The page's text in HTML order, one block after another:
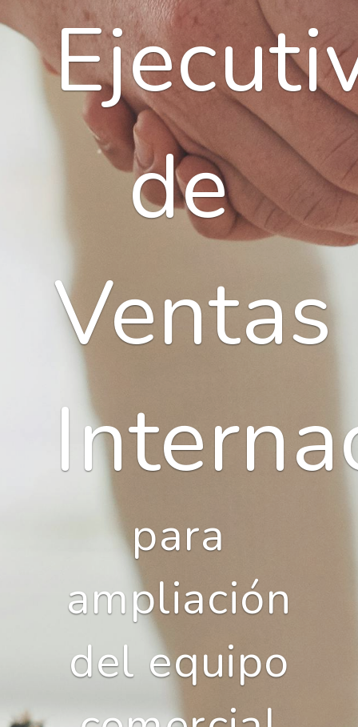
de
Ventas
para
ampliación
del equipo